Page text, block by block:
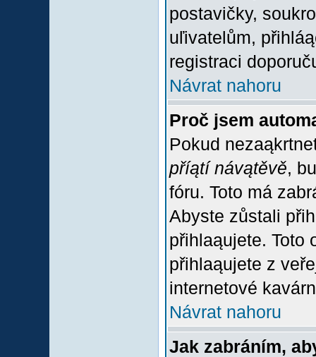
postavičky,
uľivatelům,
registraci
Návrat nahoru
Proč jsem
Pokud
příątí návątěvě,
fóru. Toto má
Abyste zůstali
přihlaąujete. Toto
přihlaąujete z
internetové
Návrat nahoru
Jak zabráním,